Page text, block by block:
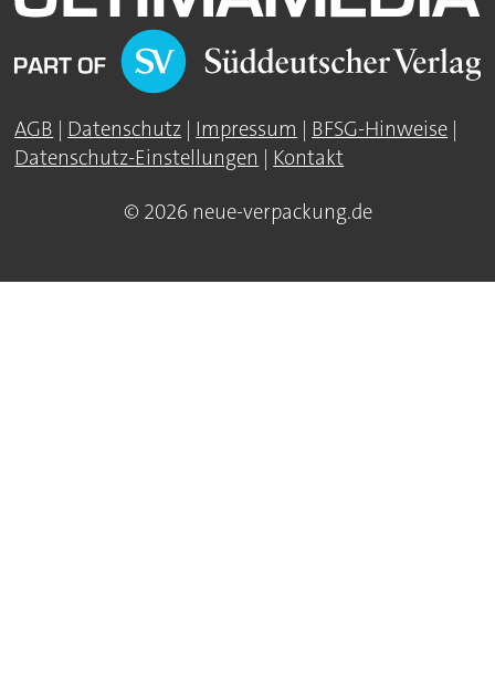
AGB | Datenschutz | Impressum | BFSG-Hinweise |
Datenschutz-Einstellungen | Kontakt
© 2026 neue-verpackung.de